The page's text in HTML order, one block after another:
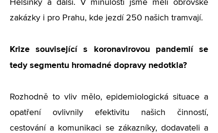
Helsinky a další. V minulosti jsme měli obrovské
zakázky i pro Prahu, kde jezdí 250 našich tramvají.
Krize související s koronavirovou pandemií se
tedy segmentu hromadné dopravy nedotkla?
Rozhodně to vliv mělo, epidemiologická situace a
opatření ovlivnily efektivitu našich činností,
cestování a komunikaci se zákazníky, dodavateli a